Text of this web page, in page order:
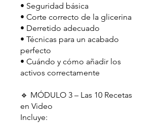
• Seguridad básica
• Corte correcto de la glicerina
• Derretido adecuado
• Técnicas para un acabado
perfecto
• Cuándo y cómo añadir los
activos correctamente
🔹 MÓDULO 3 – Las 10 Recetas
en Video
Incluye: